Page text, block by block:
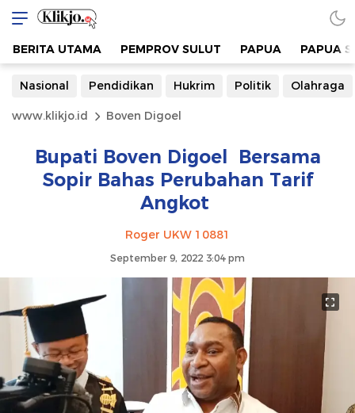
BERITA UTAMA PEMPROV SULUT PAPUA PAPUA
Nasional Pendidikan Hukrim Politik Olahraga
www.klikjo.id Boven Digoel
Bupati Boven Digoel Bersama
Sopir Bahas Perubahan Tarif
Angkot
Roger UKW 10881
September 9, 2022 3:04 pm